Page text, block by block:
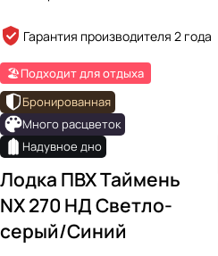
Гарантия производителя 2 года
🏖️Подходит для отдыха
Бронированная
Много расцветок
Надувное дно
Лодка ПВХ Таймень
NX 270 НД Светло-
серый/Синий